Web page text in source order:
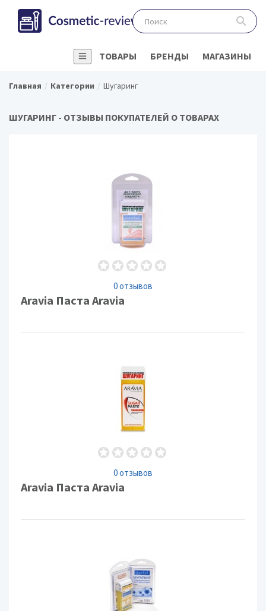
ТОВАРЫ БРЕНДЫ МАГАЗИНЫ
Главная Категории Шугаринг
ШУГАРИНГ - ОТЗЫВЫ ПОКУПАТЕЛЕЙ О ТОВАРАХ
0 отзывов
Aravia Паста Aravia
0 отзывов
Aravia Паста Aravia